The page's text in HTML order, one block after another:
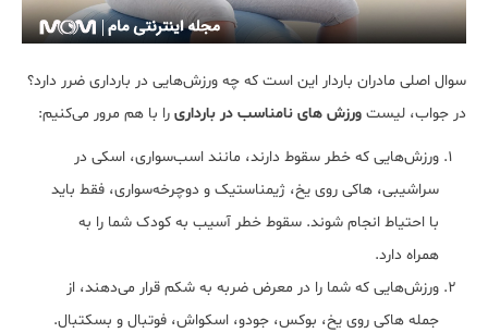
سوال اصلی مادران باردار این است که چه ورزش‌هایی در بارداری ضرر دارد؟
در جواب، لیست ورزش های نامناسب در بارداری را با هم مرور می‌کنیم:
ورزش‌هایی که خطر سقوط دارند، مانند اسب‌سواری، اسکی در
سراشیبی، هاکی روی یخ، ژیمناستیک و دوچرخه‌سواری، فقط باید
با احتیاط انجام شوند. سقوط خطر آسیب به کودک شما را به
همراه دارد.
ورزش‌هایی که شما را در معرض ضربه به شکم قرار می‌دهند، از
جمله هاکی روی یخ، بوکس، جودو، اسکواش، فوتبال و بسکتبال.